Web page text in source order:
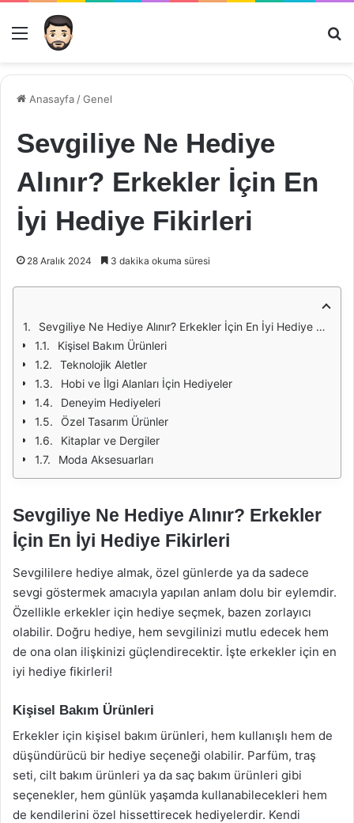
Menü
Anasayfa /Genel
Sevgiliye Ne Hediye
Alınır? Erkekler İçin En
İyi Hediye Fikirleri
28 Aralık 2024 3 dakika okuma süresi
Sevgiliye Ne Hediye Alınır? Erkekler İçin En İyi Hediye Fikirleri
Kişisel Bakım Ürünleri
Teknolojik Aletler
Hobi ve İlgi Alanları İçin Hediyeler
Deneyim Hediyeleri
Özel Tasarım Ürünler
Kitaplar ve Dergiler
Moda Aksesuarları
Sevgiliye Ne Hediye Alınır? Erkekler
İçin En İyi Hediye Fikirleri
Sevgililere hediye almak, özel günlerde ya da sadece
sevgi göstermek amacıyla yapılan anlam dolu bir eylemdir.
Özellikle erkekler için hediye seçmek, bazen zorlayıcı
olabilir. Doğru hediye, hem sevgilinizi mutlu edecek hem
de ona olan ilişkinizi güçlendirecektir. İşte erkekler için en
iyi hediye fikirleri!
Kişisel Bakım Ürünleri
Erkekler için kişisel bakım ürünleri, hem kullanışlı hem de
düşündürücü bir hediye seçeneği olabilir. Parfüm, traş
seti, cilt bakım ürünleri ya da saç bakım ürünleri gibi
seçenekler, hem günlük yaşamda kullanabilecekleri hem
de kendilerini özel hissettirecek hediyelerdir. Kendi